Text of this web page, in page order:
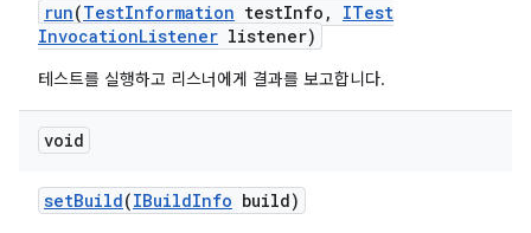
run(TestInformation testInfo ,
ITest
InvocationListener listener)
테스트를 실행하고 리스너에게 결과를 보고합니다.
void
setBuild(IBuildInfo build)